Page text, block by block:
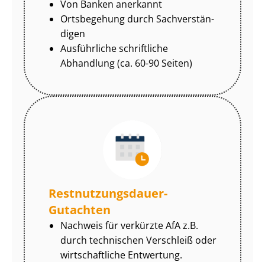
Von Banken anerkannt
Ortsbegehung durch Sach­ver­stän­
di­gen
Ausführliche schriftliche
Abhandlung (ca. 60-90 Seiten)
Rest­nut­zungs­dau­er-
Gutachten
Nachweis für verkürzte AfA z.B.
durch technischen Verschleiß oder
wirtschaftliche Entwertung.